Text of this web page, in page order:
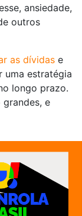
ansiedade,
outros
as dívidas e
uma estratégia
longo prazo.
grandes, e